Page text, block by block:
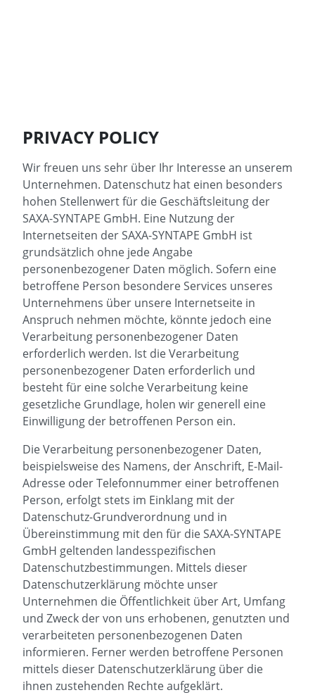
PRIVACY POLICY
Wir freuen uns sehr über Ihr Interesse an unserem
Unternehmen. Datenschutz hat einen besonders
hohen Stellenwert für die Geschäftsleitung der
SAXA-SYNTAPE GmbH. Eine Nutzung der
Internetseiten der SAXA-SYNTAPE GmbH ist
grundsätzlich ohne jede Angabe
personenbezogener Daten möglich. Sofern eine
betroffene Person besondere Services unseres
Unternehmens über unsere Internetseite in
Anspruch nehmen möchte, könnte jedoch eine
Verarbeitung personenbezogener Daten
erforderlich werden. Ist die Verarbeitung
personenbezogener Daten erforderlich und
besteht für eine solche Verarbeitung keine
gesetzliche Grundlage, holen wir generell eine
Einwilligung der betroffenen Person ein.
Die Verarbeitung personenbezogener Daten,
beispielsweise des Namens, der Anschrift, E-Mail-
Adresse oder Telefonnummer einer betroffenen
Person, erfolgt stets im Einklang mit der
Datenschutz-Grundverordnung und in
Übereinstimmung mit den für die SAXA-SYNTAPE
GmbH geltenden landesspezifischen
Datenschutzbestimmungen. Mittels dieser
Datenschutzerklärung möchte unser
Unternehmen die Öffentlichkeit über Art, Umfang
und Zweck der von uns erhobenen, genutzten und
verarbeiteten personenbezogenen Daten
informieren. Ferner werden betroffene Personen
mittels dieser Datenschutzerklärung über die
ihnen zustehenden Rechte aufgeklärt.